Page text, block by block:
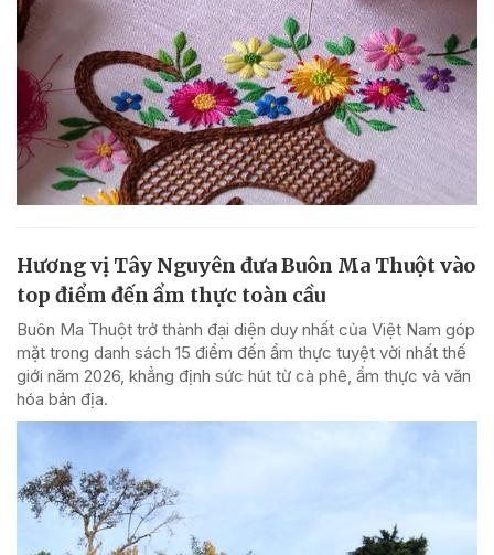
Hương vị Tây Nguyên đưa Buôn Ma Thuột vào
top điểm đến ẩm thực toàn cầu
Buôn Ma Thuột trở thành đại diện duy nhất của Việt Nam góp
mặt trong danh sách 15 điểm đến ẩm thực tuyệt vời nhất thế
giới năm 2026, khẳng định sức hút từ cà phê, ẩm thực và văn
hóa bản địa.